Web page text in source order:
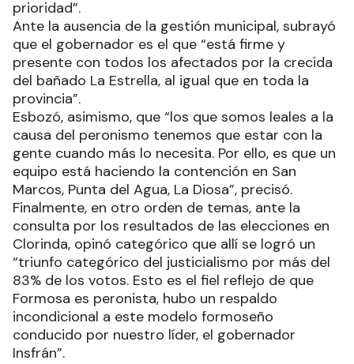
prioridad”.
Ante la ausencia de la gestión municipal, subrayó
que el gobernador es el que “está firme y
presente con todos los afectados por la crecida
del bañado La Estrella, al igual que en toda la
provincia”.
Esbozó, asimismo, que “los que somos leales a la
causa del peronismo tenemos que estar con la
gente cuando más lo necesita. Por ello, es que un
equipo está haciendo la contención en San
Marcos, Punta del Agua, La Diosa”, precisó.
Finalmente, en otro orden de temas, ante la
consulta por los resultados de las elecciones en
Clorinda, opinó categórico que allí se logró un
“triunfo categórico del justicialismo por más del
83% de los votos. Esto es el fiel reflejo de que
Formosa es peronista, hubo un respaldo
incondicional a este modelo formoseño
conducido por nuestro líder, el gobernador
Insfrán”.